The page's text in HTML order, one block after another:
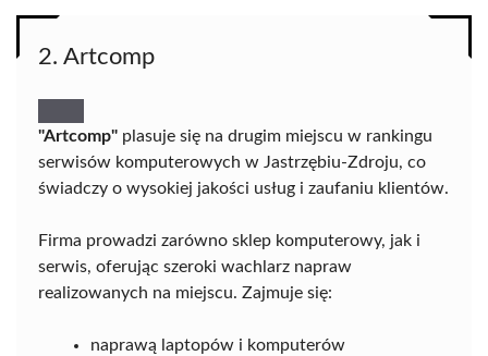
2. Artcomp
"Artcomp" plasuje się na drugim miejscu w rankingu
serwisów komputerowych w Jastrzębiu-Zdroju, co
świadczy o wysokiej jakości usług i zaufaniu klientów.
Firma prowadzi zarówno sklep komputerowy, jak i
serwis, oferując szeroki wachlarz napraw
realizowanych na miejscu. Zajmuje się:
naprawą laptopów i komputerów